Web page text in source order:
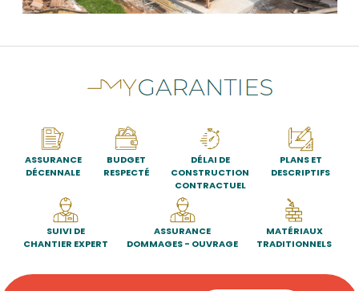
ASSURANCE
DÉCENNALE
BUDGET
RESPECTÉ
DÉLAI DE
CONSTRUCTION
CONTRACTUEL
PLANS ET
DESCRIPTIFS
SUIVI DE
CHANTIER EXPERT
ASSURANCE
DOMMAGES - OUVRAGE
MATÉRIAUX
TRADITIONNELS